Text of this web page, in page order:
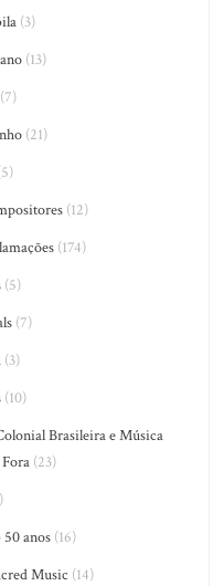
(3)
(13)
(7)
(21)
(12)
(174)
(5)
(7)
(3)
(10)
Brasileira e Música
(23)
anos(16)
Music (14)